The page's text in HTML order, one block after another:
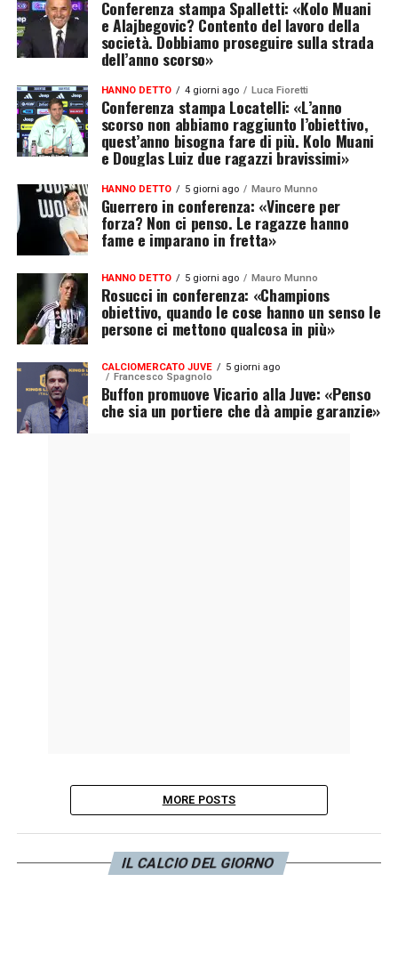
Conferenza stampa Spalletti: «Kolo Muani
e Alajbegovic? Contento del lavoro della
società. Dobbiamo proseguire sulla strada
dell’anno scorso»
HANNO DETTO 4 giorni ago Luca Fioretti
Conferenza stampa Locatelli: «L’anno
scorso non abbiamo raggiunto l’obiettivo,
quest’anno bisogna fare di più. Kolo Muani
e Douglas Luiz due ragazzi bravissimi»
HANNO DETTO 5 giorni ago Mauro Munno
Guerrero in conferenza: «Vincere per
forza? Non ci penso. Le ragazze hanno
fame e imparano in fretta»
HANNO DETTO 5 giorni ago Mauro Munno
Rosucci in conferenza: «Champions
obiettivo, quando le cose hanno un senso le
persone ci mettono qualcosa in più»
CALCIOMERCATO JUVE
5 giorni ago
Francesco Spagnolo
Buffon promuove Vicario alla Juve: «Penso
che sia un portiere che dà ampie garanzie»
MORE POSTS
IL CALCIO DEL GIORNO